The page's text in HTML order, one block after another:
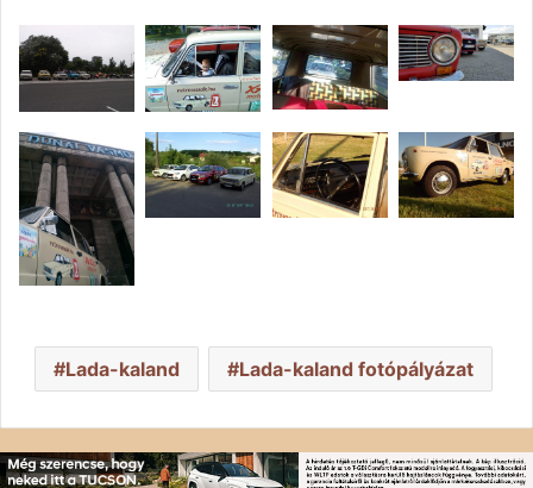
Lada-kaland Lada-kaland fotópályázat